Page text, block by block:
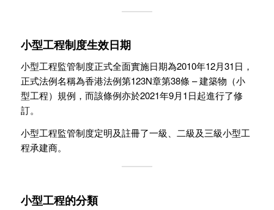
小型工程制度生效日期
小型工程監管制度正式全面實施日期為2010年12月31日，
正式法例名稱為香港法例第123N章第38條 – 建築物（小
型工程）規例，而該條例亦於2021年9月1日起進行了修
訂。
小型工程監管制度定明及註冊了一級、二級及三級小型工
程承建商。
小型工程的分類